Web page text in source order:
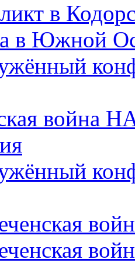
в
в Южной
война